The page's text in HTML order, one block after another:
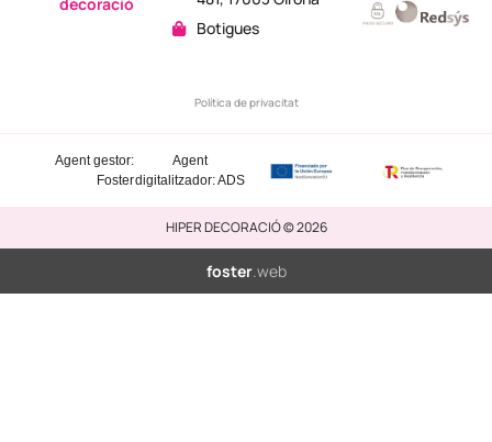
Botigues
Política de privacitat
decoració
Agent
digitalitzador: ADS
Agent gestor:
Foster
HIPER DECORACIÓ © 2026
foster.web